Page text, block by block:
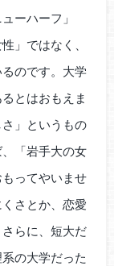
ーハーフ」
」ではなく、
のです。大学
とはおもえま
」というもの
「岩手大の女
ってやいませ
さとか、恋愛
らに、短大だ
の大学だった